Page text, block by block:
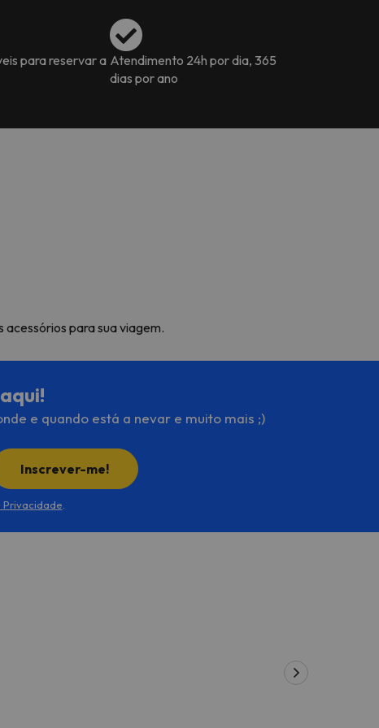
para reservar a Atendimento 24h por dia, 365
dias por ano
acessórios para sua viagem.
e quando está a nevar e muito mais ;)
Inscrever-me!
Privacidade.